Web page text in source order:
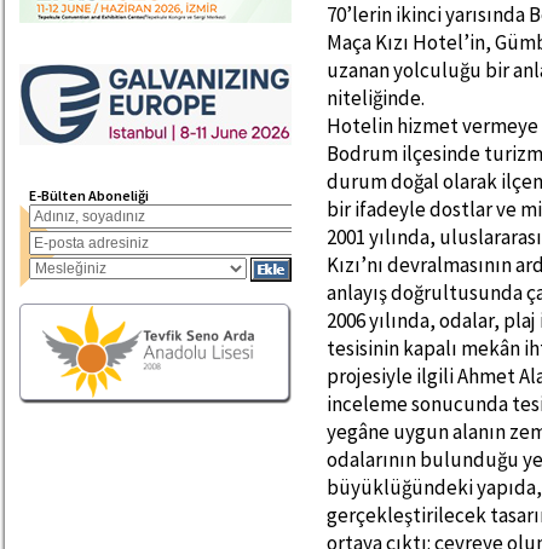
E-Bülten Aboneliği
70’lerin ikinci
Maça Kızı Hotel’in,
uzanan yolculuğu bir
niteliğinde.
Hotelin hizmet vermeye
Bodrum ilçesinde
durum doğal olarak
bir ifadeyle dostlar ve
2001 yılında,
Kızı’nı devralmasının
anlayış doğrultusunda
2006 yılında, odalar,
tesisinin kapalı mekân
projesiyle ilgili Ahmet
inceleme sonucunda
yegâne uygun alanın
odalarının bulunduğu
büyüklüğündeki
gerçekleştirilecek
ortaya çıktı: çevreye